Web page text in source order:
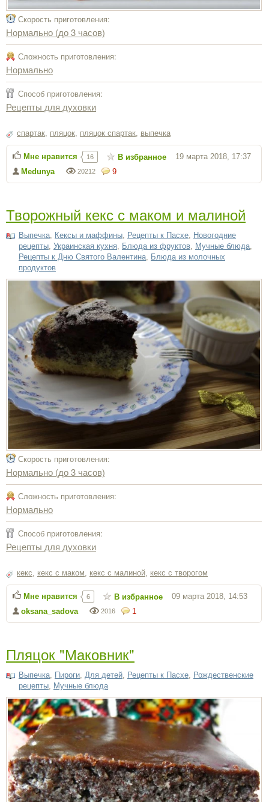
Скорость приготовления:
Нормально (до 3 часов)
Сложность приготовления:
Нормально
Способ приготовления:
Рецепты для духовки
спартак, пляцок, пляцок спартак, выпечка
9
20212
Medunya
19 марта 2018, 17:37
Мне нравится 16 В избранное
Творожный кекс с маком и малиной
Выпечка, Кексы и маффины, Рецепты к Пасхе, Новогодние
рецепты, Украинская кухня, Блюда из фруктов, Мучные блюда,
Рецепты к Дню Святого Валентина, Блюда из молочных
продуктов
Скорость приготовления:
Нормально (до 3 часов)
Сложность приготовления:
Нормально
Способ приготовления:
Рецепты для духовки
кекс, кекс с маком, кекс с малиной, кекс с творогом
1
2016
oksana_sadova
09 марта 2018, 14:53
Мне нравится 6 В избранное
Пляцок "Маковник"
Выпечка, Пироги, Для детей, Рецепты к Пасхе, Рождественские
рецепты, Мучные блюда